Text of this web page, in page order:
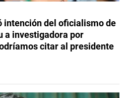
intención del oficialismo de
a investigadora por
citar al presidente